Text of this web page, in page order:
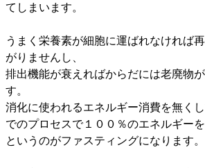
てしまいます。
うまく栄養素が細胞に運ばれなければ
がりませんし、
排出機能が衰えればからだには老廃物
す。
消化に使われるエネルギー消費を無く
でのプロセスで１００％のエネルギー
というのがファスティングになります。